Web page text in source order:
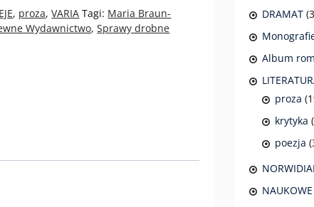
, proza,VARIA Tagi: Maria Braun-
Wydawnictwo,Sprawy drobne
DRAMAT
Album
proza
krytyka
poezja
NAUKOWE